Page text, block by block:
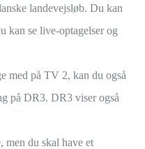
landevejsløb. Du kan
kan se live-optagelser og
med på TV 2, kan du også
på DR3. DR3 viser også
men du skal have et